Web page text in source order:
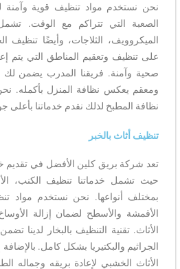
نحن نستخدم مواد تنظيف قوية وآمنة
الصعبة التي تتراكم مع الوقت. تشمل
الميكروويف، الثلاجات، وأيضًا تنظيف
على تنظيف وتعقيم المناطق التي يتم
صحية وآمنة. فريقنا المدرب يضمن
ومعقم يعكس نظافة المنزل بأكمله.
نظافة المطبخ لذلك نقدم خدماتنا بأعلى
تنظيف أثاث بالخبر
تعد شركة بريق كلين الأفضل في تقديم
حيث تشمل خدماتنا تنظيف الكنب،
بمختلف أنواعها. نحن نستخدم مواد
الأقمشة والأسطح لضمان إزالة
الأثاث. تقنية التنظيف بالبخار لدينا
الجراثيم والبكتيريا بشكل كامل.
الأثاث الخشبي لإعادة بريقه وجماله